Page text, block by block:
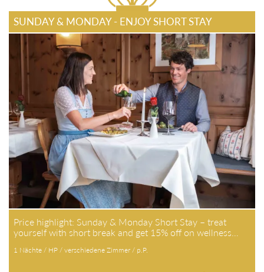
SUNDAY & MONDAY - ENJOY SHORT STAY
Price highlight: Sunday & Monday Short Stay – treat
yourself with short break and get 15% off on wellness…